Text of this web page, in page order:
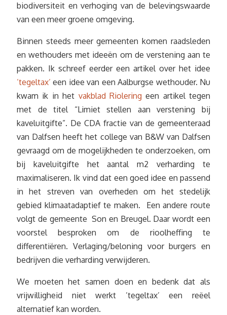
biodiversiteit en verhoging van de belevingswaarde
van een meer groene omgeving.
Binnen steeds meer gemeenten komen raadsleden
en wethouders met ideeën om de verstening aan te
pakken. Ik schreef eerder een artikel over het idee
’tegeltax’ een idee van een Aalburgse wethouder. Nu
kwam ik in het vakblad Riolering een artikel tegen
met de titel “Limiet stellen aan verstening bij
kaveluitgifte”. De CDA fractie van de gemeenteraad
van Dalfsen heeft het college van B&W van Dalfsen
gevraagd om de mogelijkheden te onderzoeken, om
bij kaveluitgifte het aantal m2 verharding te
maximaliseren. Ik vind dat een goed idee en passend
in het streven van overheden om het stedelijk
gebied klimaatadaptief te maken. Een andere route
volgt de gemeente Son en Breugel. Daar wordt een
voorstel besproken om de rioolheffing te
differentiëren. Verlaging/beloning voor burgers en
bedrijven die verharding verwijderen.
We moeten het samen doen en bedenk dat als
vrijwilligheid niet werkt ’tegeltax’ een reëel
alternatief kan worden.